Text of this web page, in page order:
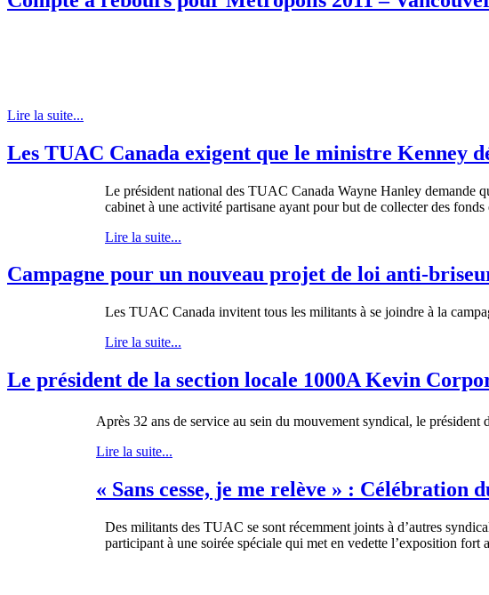
Lire la suite...
Les TUAC Canada exigent que le ministre Kenney
Le président national des TUAC Canada Wayne Hanley demande
cabinet à une activité partisane ayant pour but de collecterdes fonds
Lire la suite...
Campagne pour un nouveau projet de loi anti-
Les TUAC Canada invitent tous les militants à se joindre à la
Lire la suite...
Le président de la section locale 1000A Kevin
Après 32 ans de service au sein du mouvement syndical, le
Lire la suite...
« Sans cesse, je me relève » : Célébration
Des militants des TUAC se sont récemment joints à d’autres
participant à une soirée spéciale qui met en vedette l’exposition fort